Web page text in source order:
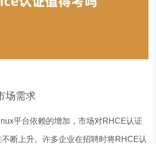
场需求
平台依赖的增加，市场对RHCE认证
断上升。许多企业在招聘时将RHCE认